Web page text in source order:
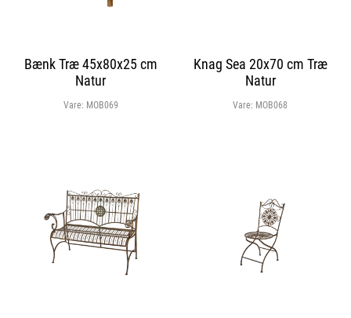
Bænk Træ 45x80x25 cm
Natur
Vare: MOB069
Knag Sea 20x70 cm Træ
Natur
Vare: MOB068